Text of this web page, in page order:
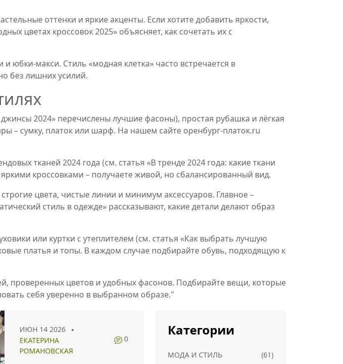
оттенки и яркие акценты. Если хотите добавить яркости,
цветах кроссовок 2025» объясняет, как сочетать их с
Стиль «модная клетка» часто встречается в
без лишних усилий.
2024» перечислены лучшие фасоны), простая рубашка и лёгкая
– сумку, платок или шарф. На нашем сайте оренбург‑платок.ru
тканей 2024 года (см. статья «В тренде 2024 года: какие ткани
кроссовками – получаете живой, но сбалансированный вид.
цвета, чистые линии и минимум аксессуаров. Главное –
стиль в одежде» рассказывают, какие детали делают образ
или куртки с утеплителем (см. статья «Как выбрать лучшую
платья и топы. В каждом случае подбирайте обувь, подходящую к
проверенных цветов и удобных фасонов. Подбирайте вещи, которые
себя уверенно в выбранном образе."
ИЮН 14 2026
ЕКАТЕРИНА
РОМАНОВСКАЯ
0
Категории
МОДА И СТИЛЬ
(61)